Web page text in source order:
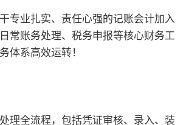
专业扎实、责任心强的记账会计加入
常账务处理、税务申报等核心财务工
体系高效运转！
理全流程，包括凭证审核、录入、装